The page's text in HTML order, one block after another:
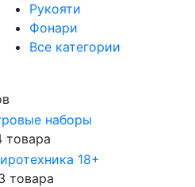
Рукояти
Фонари
Все категории
наборы
товара
18+
товара